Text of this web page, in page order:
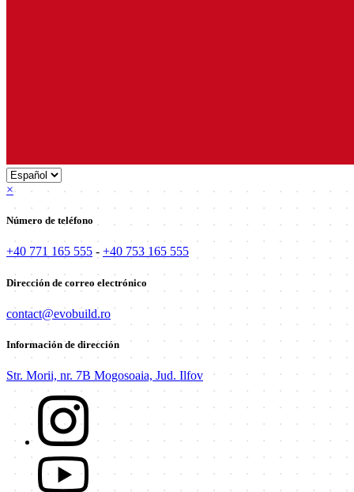
×
Número de teléfono
+40 771 165 555 - +40 753 165 555
Dirección de correo electrónico
contact@evobuild.ro
Información de dirección
Str. Morii, nr. 7B Mogosoaia, Jud. Ilfov